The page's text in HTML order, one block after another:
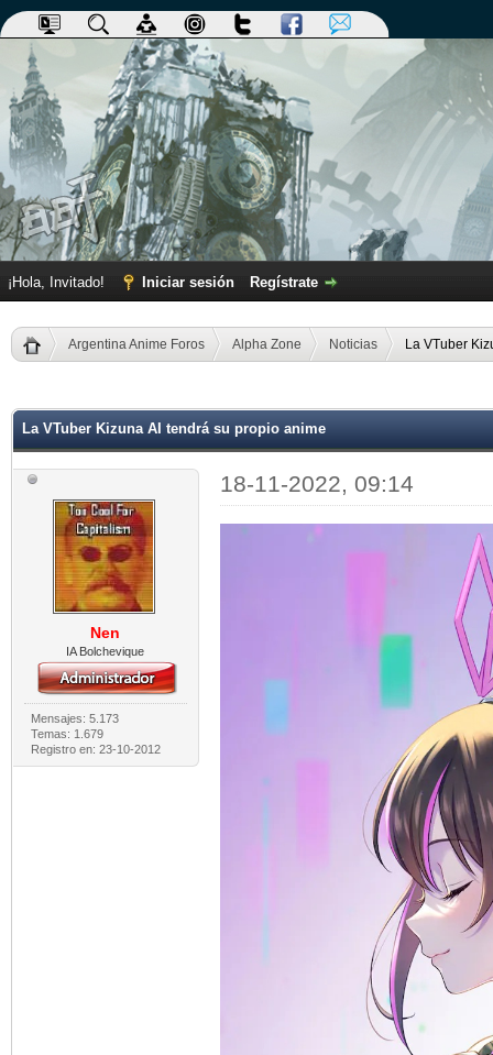
¡Hola, Invitado! Iniciar sesión Regístrate
Argentina Anime Foros Alpha Zone Noticias La VTuber
La VTuber Kizuna AI tendrá su propio anime
Nen
IA Bolchevique
Mensajes: 5.173
Temas: 1.679
Registro en: 23-10-2012
18-11-2022, 09:14